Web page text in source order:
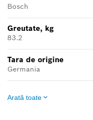
Bosch
Greutate, kg
83.2
Tara de origine
Germania
Arată toate